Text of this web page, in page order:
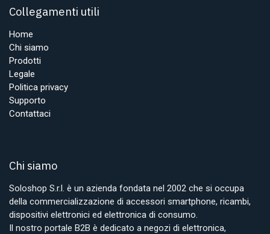
Collegamenti utili
Home
Chi siamo
Prodotti
Legale
Politica privacy
Supporto
Contattaci
Chi siamo
Soloshop S.r.l. è un azienda fondata nel 2002 che si occupa
della commercializzazione di accessori smartphone, ricambi,
dispositivi elettronici ed elettronica di consumo.
Il nostro portale B2B è dedicato a negozi di elettronica,